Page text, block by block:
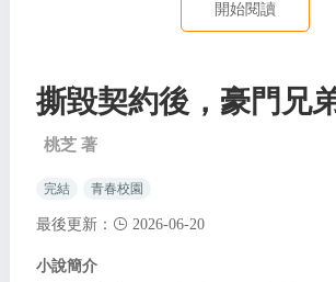
開始閱讀
撕毀契約後，豪門兄
桃芝 著
完結 青春校園
最後更新： 2026-06-20
小說簡介